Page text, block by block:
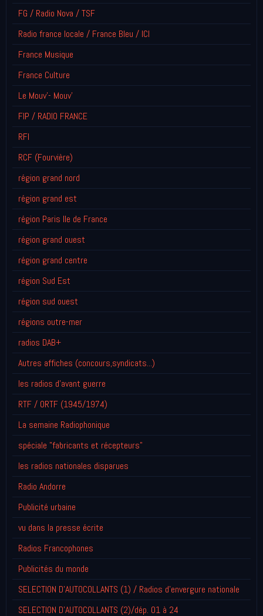
FG / Radio Nova / TSF
Radio france locale / France Bleu / ICI
France Musique
France Culture
Le Mouv'- Mouv'
FIP / RADIO FRANCE
RFI
RCF (Fourvière)
région grand nord
région grand est
région Paris Ile de France
région grand ouest
région grand centre
région Sud Est
région sud ouest
régions outre-mer
radios DAB+
Autres affiches (concours,syndicats...)
les radios d'avant guerre
RTF / ORTF (1945/1974)
La semaine Radiophonique
spéciale "fabricants et récepteurs"
les radios nationales disparues
Radio Andorre
Publicité urbaine
vu dans la presse écrite
Radios Francophones
Publicités du monde
SELECTION D'AUTOCOLLANTS (1) / Radios d'envergure nationale
SELECTION D'AUTOCOLLANTS (2)/dép. 01 à 24